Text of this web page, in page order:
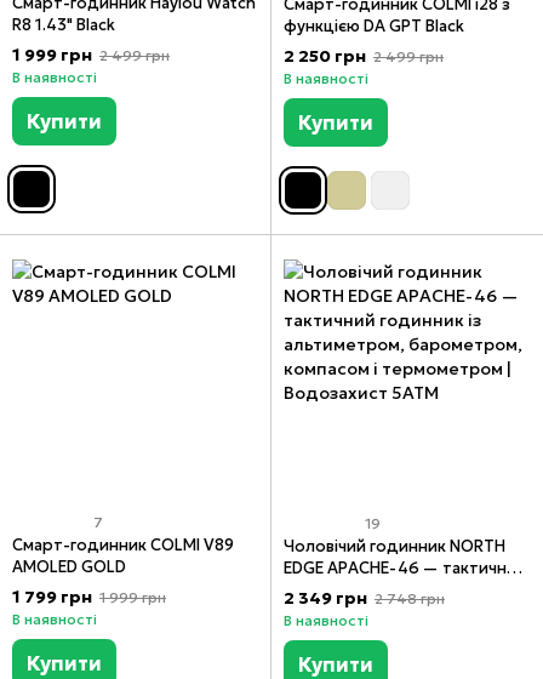
R8 1.43" Black
1 999 грн 2 499 грн
В наявності
Купити
Смарт-годинник COLMI i28 з
функцією DA GPT Black
2 250 грн 2 499 грн
В наявності
Купити
7
Смарт-годинник COLMI V89
AMOLED GOLD
1 799 грн 1 999 грн
В наявності
Купити
19
Чоловічий годинник NORTH
EDGE APACHE-46 — тактичний
годинник із альтиметром,
барометром, компасом і
5ATM
2 349 грн 2 748 грн
В наявності
Купити